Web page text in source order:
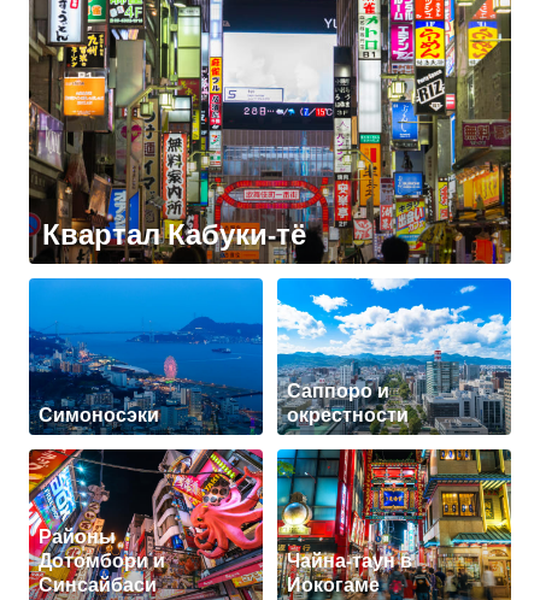
Квартал Кабуки-тё
Симоносэки
Саппоро и
окрестности
Районы
Дотомбори и
Синсайбаси
Чайна-таун в
Иокогаме